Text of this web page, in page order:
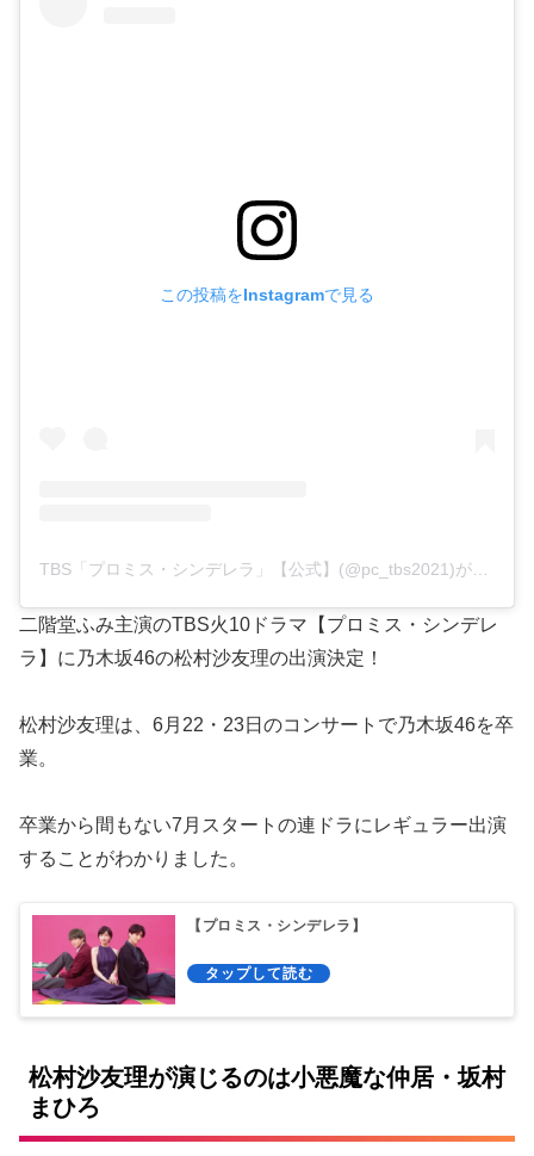
この投稿をInstagramで見る
二階堂ふみ主演のTBS火10ドラマ【プロミス・シンデレ
ラ】に乃木坂46の松村沙友理の出演決定！
松村沙友理は、6月22・23日のコンサートで乃木坂46を卒
業。
卒業から間もない7月スタートの連ドラにレギュラー出演
することがわかりました。
【プロミス・シンデレラ】
松村沙友理が演じるのは小悪魔な仲居・坂村
まひろ